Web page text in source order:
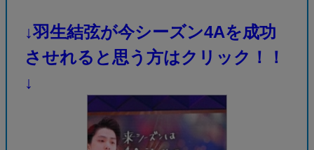
↓羽生結弦が今シーズン4Aを成功
させれると思う方はクリック！！
↓